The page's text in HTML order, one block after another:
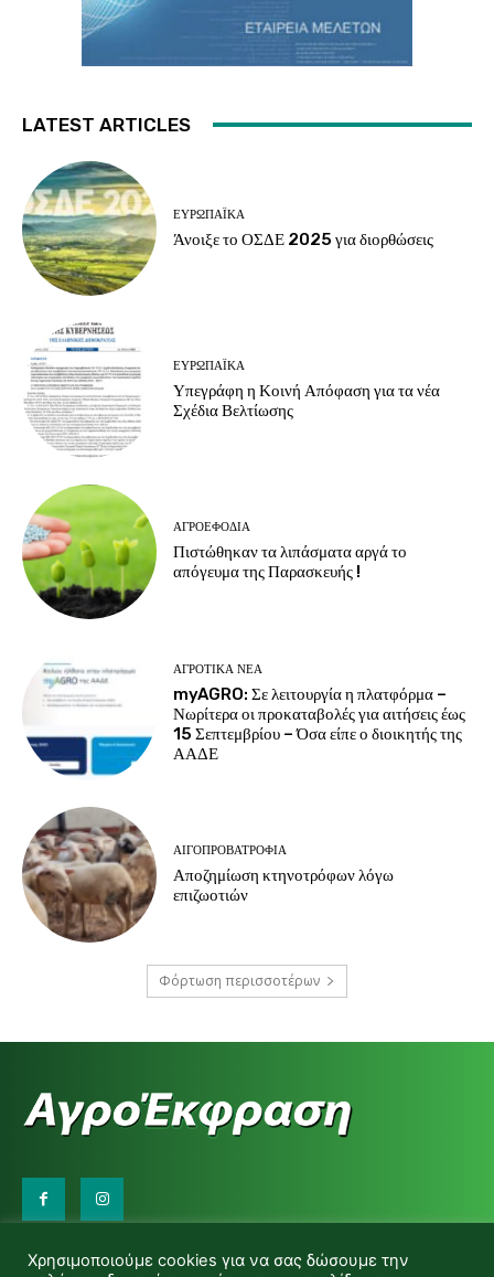
LATEST ARTICLES
ΕΥΡΩΠΑΪΚΆ
Άνοιξε το ΟΣΔΕ 2025 για διορθώσεις
ΕΥΡΩΠΑΪΚΆ
Υπεγράφη η Κοινή Απόφαση για τα νέα
Σχέδια Βελτίωσης
ΑΓΡΟΕΦΌΔΙΑ
Πιστώθηκαν τα λιπάσματα αργά το
απόγευμα της Παρασκευής !
ΑΓΡΟΤΙΚΆ ΝΈΑ
myAGRO: Σε λειτουργία η πλατφόρμα –
Νωρίτερα οι προκαταβολές για αιτήσεις έως
15 Σεπτεμβρίου – Όσα είπε ο διοικητής της
ΑΑΔΕ
ΑΙΓΟΠΡΟΒΑΤΡΟΦΊΑ
Αποζημίωση κτηνοτρόφων λόγω
επιζωοτιών
Φόρτωση περισσοτέρων
d.makas@yahoo.gr
Χρησιμοποιούμε cookies για να σας δώσουμε την